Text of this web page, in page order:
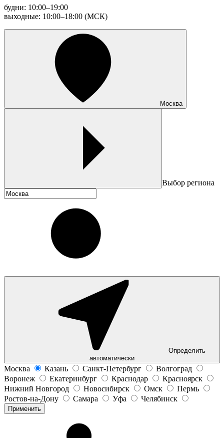
будни: 10:00–19:00
выходные: 10:00–18:00 (МСК)
Москва
Выбор региона
Определить
автоматически
Москва Казань Санкт-Петербург
Волгоград
Воронеж
Екатеринбург Краснодар
Красноярск
Нижний Новгород
Новосибирск Омск
Пермь
Ростов-на-Дону
Самара Уфа Челябинск
Применить